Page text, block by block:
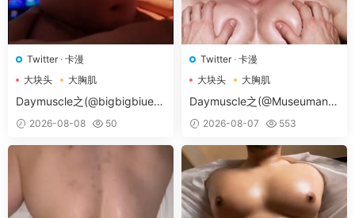
Twitter· 卡漫
大块头
大胸肌
大胸肌肉男
Daymuscle之(@bigbigbiue-
@BBb）
2026-08-08 50
Twitter· 卡漫
大块头
大胸肌
大胸肌肉男
Daymuscle之(@Museumans-
@Museuman）
2026-08-07 553